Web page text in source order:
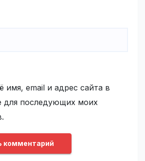
имя, email и адрес сайта в
для последующих моих